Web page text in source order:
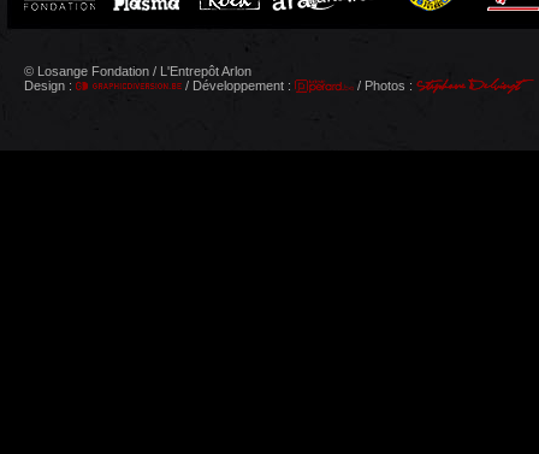
© Losange Fondation / L'Entrepôt Arlon
Design :
/ Développement : / Photos :